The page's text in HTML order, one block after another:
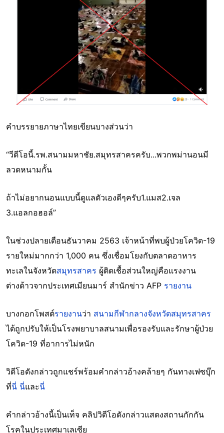
คำบรรยายภาษาไทยเขียนบางส่วนว่า
“วีดีโอนี้.รพ.สนามมหาชัย.สมุทรสาครครับ...พวกพม่านอนมี
ลวดหนามกั้น
ถ้าไม่อยากนอนแบบนี้ดูแลตัวเองดีๆครับ1.แมส​2.เจล​
3.แอลกอฮอล์​”
ในช่วงปลายเดือนธันวาคม 2563 เจ้าหน้าที่พบผู้ป่วยโควิด-19
รายใหม่มากกว่า 1,000 คน ซึ่งเชื่อมโยงกับตลาดอาหาร
ทะเลในจังหวัดสมุทรสาคร ผู้ติดเชื้อส่วนใหญ่คือแรงงาน
ต่างด้าวจากประเทศเมียนมาร์ สำนักข่าว AFP รายงาน
บางกอกโพสต์รายงานว่า สนามกีฬากลางจังหวัดสมุทรสาคร
ได้ถูกปรับให้เป็นโรงพยาบาลสนามเพื่อรองรับและรักษาผู้ป่วย
โควิด-19 ที่อาการไม่หนัก
วิดีโอดังกล่าวถูกแชร์พร้อมคำกล่าวอ้างคล้ายๆ กันทางเฟซบุ๊ก
ที่นี่ นี่และนี่
คำกล่าวอ้างนี้เป็นเท็จ คลิปวิดีโอดังกล่าวแสดงสถานกักกัน
โรคในประเทศมาเลเซีย